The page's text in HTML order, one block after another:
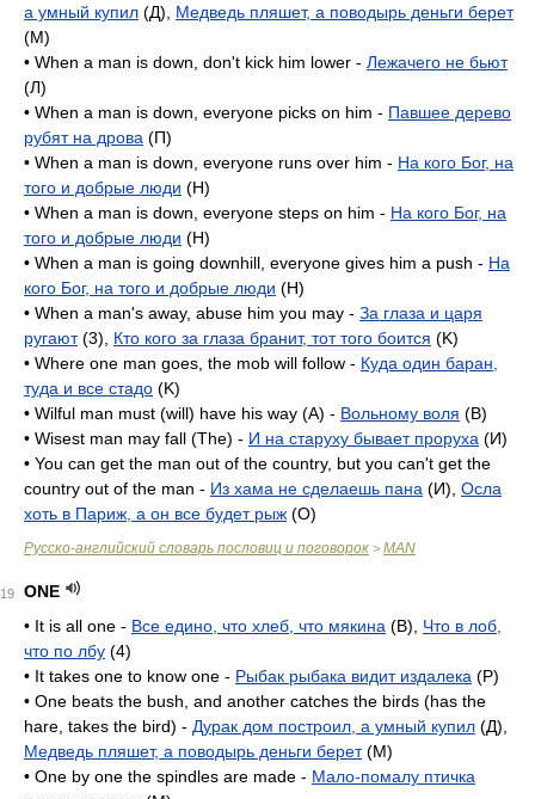
а умный купил (Д), Медведь пляшет, а поводырь деньги берет
(M)
• When a man is down, don't kick him lower - Лежачего не бьют
(Л)
• When a man is down, everyone picks on him - Павшее дерево
рубят на дрова (П)
• When a man is down, everyone runs over him - На кого Бог, на
того и добрые люди (H)
• When a man is down, everyone steps on him - На кого Бог, на
того и добрые люди (H)
• When a man is going downhill, everyone gives him a push - На
кого Бог, на того и добрые люди (H)
• When a man's away, abuse him you may - За глаза и царя
ругают(3), Кто кого за глаза бранит, тот того боится (K)
• Where one man goes, the mob will follow - Куда один баран,
туда и все стадо (K)
• Wilful man must (will) have his way (A) - Вольному воля (B)
• Wisest man may fall (The) - И на старуху бывает проруха (И)
• You can get the man out of the country, but you can't get the
country out of the man - Из хама не сделаешь пана (И), Осла
хоть в Париж, а он все будет рыж (O)
Русско-английский словарь пословиц и поговорок > MAN
19
ONE
• It is all one - Все едино, что хлеб, что мякина (B), Что в лоб,
что по лбу (4)
• It takes one to know one - Рыбак рыбака видит издалека (P)
• One beats the bush, and another catches the birds (has the
hare, takes the bird) - Дурак дом построил, а умный купил (Д),
Медведь пляшет, а поводырь деньги берет(M)
• One by one the spindles are made - Мало-помалу птичка